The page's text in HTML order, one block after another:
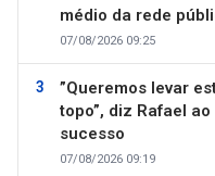
médio da rede
07/08/2026 09:25
”Queremos levar
topo”, diz Rafael
sucesso
07/08/2026 09:19